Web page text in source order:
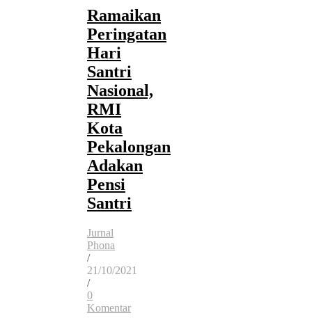
Ramaikan
Peringatan
Hari
Santri
Nasional,
RMI
Kota
Pekalongan
Adakan
Pensi
Santri
Jurnal
Phona
/
21/10/2021
/
0
Komentar